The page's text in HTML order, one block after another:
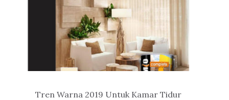
Tren Warna 2019 Untuk Kamar Tidur